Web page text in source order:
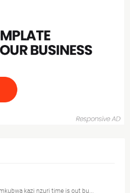
kazi nzuri time is out bu...